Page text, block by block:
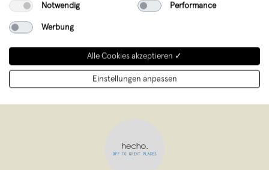
Design aus Deutschland
Notwendig Performance
Werbung
Alle Cookies akzeptieren ✓
Einstellungen anpassen